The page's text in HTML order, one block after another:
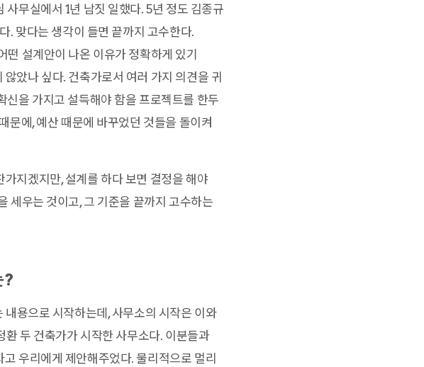
무실에서 1년 남짓 일했다. 5년 정도 김종규
. 맞다는 생각이 들면 끝까지 고수한다.
설계안이 나온 이유가 정확하게 있기
았나 싶다. 건축가로서 여러 가지 의견을 귀
신을 가지고 설득해야 함을 프로젝트를 한두
문에, 예산 때문에 바꾸었던 것들을 돌이켜
지겠지만, 설계를 하다 보면 결정을 해야
세우는 것이고, 그 기준을 끝까지 고수하는
?
용으로 시작하는데, 사무소의 시작은 이와
두 건축가가 시작한 사무소다. 이분들과
우리에게 제안해주었다. 물리적으로 멀리